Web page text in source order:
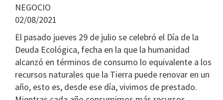
NEGOCIO
02/08/2021
El pasado jueves 29 de julio se celebró el Día de la
Deuda Ecológica, fecha en la que la humanidad
alcanzó en términos de consumo lo equivalente a los
recursos naturales que la Tierra puede renovar en un
año, esto es, desde ese día, vivimos de prestado.